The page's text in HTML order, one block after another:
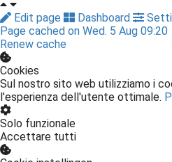
Edit page
Dashboard
Page cached on Wed. 5 Aug 09:20
Renew cache
Cookies
Sul nostro sito web utilizziamo i
l'esperienza dell'utente ottimale.
Solo funzionale
Accettare tutti